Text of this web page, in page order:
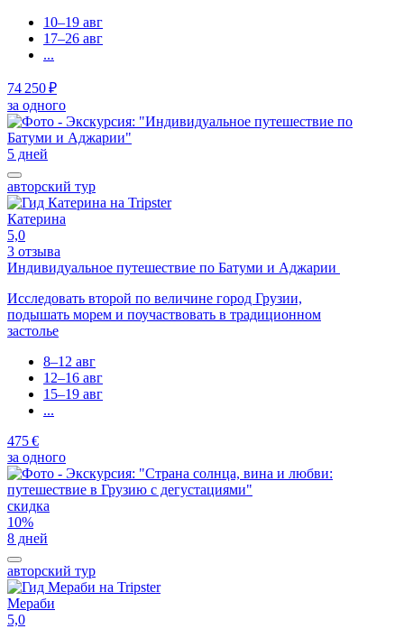
10–19 авг
17–26 авг
...
74 250 ₽
за одного
5 дней
авторский тур
Катерина
5,0
3 отзыва
Индивидуальное путешествие по Батуми и Аджарии
Исследовать второй по величине город Грузии,
подышать морем и поучаствовать в традиционном
застолье
8–12 авг
12–16 авг
15–19 авг
...
475 €
за одного
скидка
10%
8 дней
авторский тур
Мераби
5,0